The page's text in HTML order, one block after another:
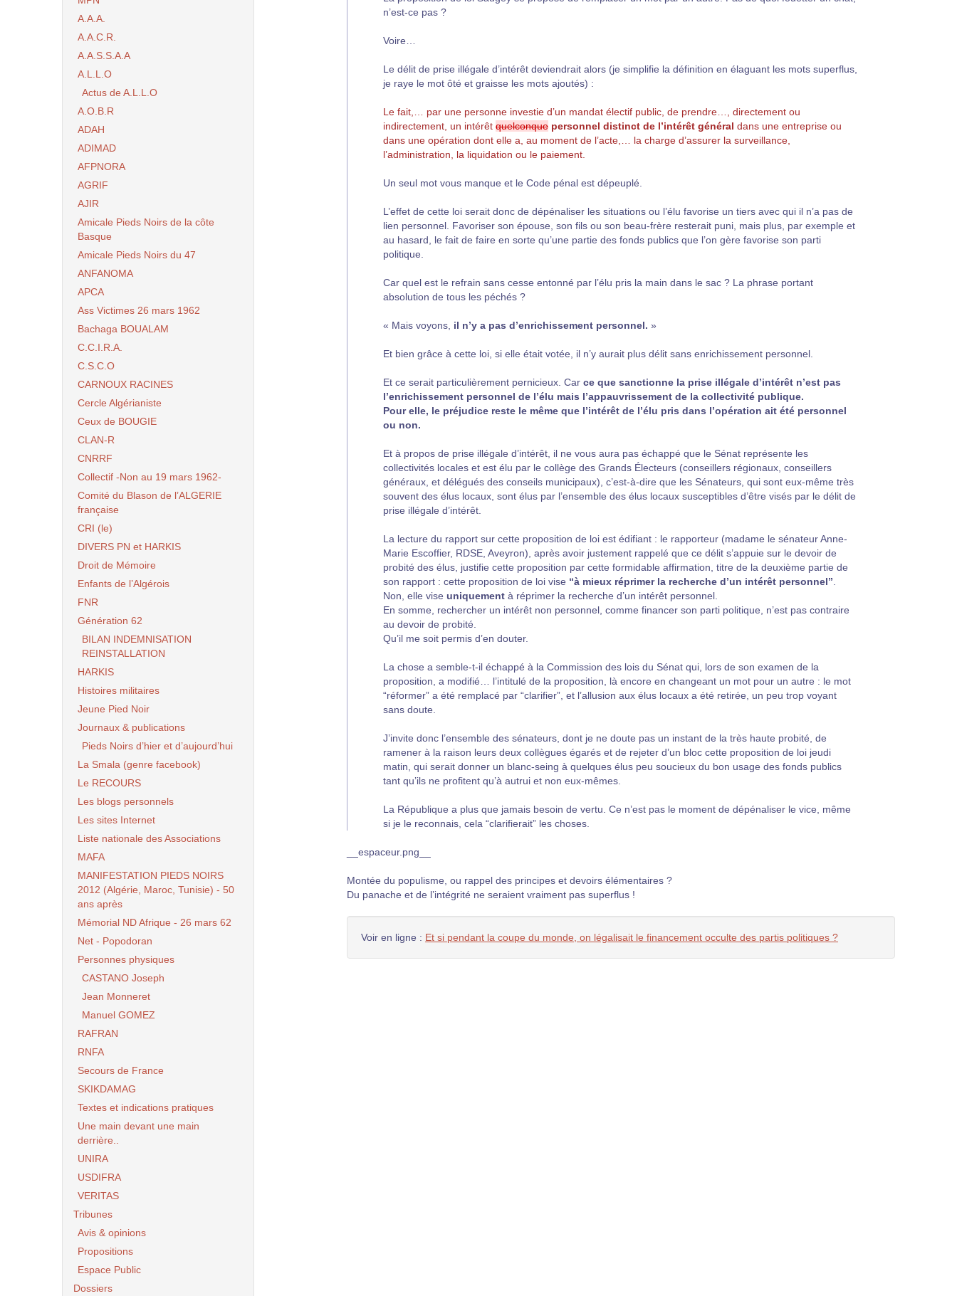
n’est-ce pas ?
Voire…
Le délit de prise illégale d’intérêt deviendrait alors (je simplifie la définition en élaguant les mots superflus,
je raye le mot ôté et graisse les mots ajoutés) :
Le fait,… par une personne investie d’un mandat électif public, de prendre…, directement ou
indirectement, un intérêt quelconque personnel distinct de l’intérêt général dans une entreprise ou
dans une opération dont elle a, au moment de l’acte,… la charge d’assurer la surveillance,
l’administration, la liquidation ou le paiement.
Un seul mot vous manque et le Code pénal est dépeuplé.
L’effet de cette loi serait donc de dépénaliser les situations ou l’élu favorise un tiers avec qui il n’a pas de
lien personnel. Favoriser son épouse, son fils ou son beau-frère resterait puni, mais plus, par exemple et
au hasard, le fait de faire en sorte qu’une partie des fonds publics que l’on gère favorise son parti
politique.
Car quel est le refrain sans cesse entonné par l’élu pris la main dans le sac ? La phrase portant
absolution de tous les péchés ?
« Mais voyons, il n’y a pas d’enrichissement personnel. »
Et bien grâce à cette loi, si elle était votée, il n’y aurait plus délit sans enrichissement personnel.
Et ce serait particulièrement pernicieux. Car ce que sanctionne la prise illégale d’intérêt n’est pas
l’enrichissement personnel de l’élu mais l’appauvrissement de la collectivité publique.
Pour elle, le préjudice reste le même que l’intérêt de l’élu pris dans l’opération ait été personnel
ou non.
Et à propos de prise illégale d’intérêt, il ne vous aura pas échappé que le Sénat représente les
collectivités locales et est élu par le collège des Grands Électeurs (conseillers régionaux, conseillers
généraux, et délégués des conseils municipaux), c’est-à-dire que les Sénateurs, qui sont eux-même très
souvent des élus locaux, sont élus par l’ensemble des élus locaux susceptibles d’être visés par le délit de
prise illégale d’intérêt.
La lecture du rapport sur cette proposition de loi est édifiant : le rapporteur (madame le sénateur Anne-
Marie Escoffier, RDSE, Aveyron), après avoir justement rappelé que ce délit s’appuie sur le devoir de
probité des élus, justifie cette proposition par cette formidable affirmation, titre de la deuxième partie de
son rapport : cette proposition de loi vise “à mieux réprimer la recherche d’un intérêt personnel”
Non, elle vise uniquement à réprimer la recherche d’un intérêt personnel.
En somme, rechercher un intérêt non personnel, comme financer son parti politique, n’est pas contraire
au devoir de probité.
Qu’il me soit permis d’en douter.
La chose a semble-t-il échappé à la Commission des lois du Sénat qui, lors de son examen de la
proposition, a modifié… l’intitulé de la proposition, là encore en changeant un mot pour un autre : le mot
“réformer” a été remplacé par “clarifier”, et l’allusion aux élus locaux a été retirée, un peu trop voyant
sans doute.
J’invite donc l’ensemble des sénateurs, dont je ne doute pas un instant de la très haute probité, de
ramener à la raison leurs deux collègues égarés et de rejeter d’un bloc cette proposition de loi jeudi
matin, qui serait donner un blanc-seing à quelques élus peu soucieux du bon usage des fonds publics
tant qu’ils ne profitent qu’à autrui et non eux-mêmes.
La République a plus que jamais besoin de vertu. Ce n’est pas le moment de dépénaliser le vice, même
si je le reconnais, cela “clarifierait” les choses.
__espaceur.png__
Montée du populisme, ou rappel des principes et devoirs élémentaires ?
Du panache et de l’intégrité ne seraient vraiment pas superflus !
Voir en ligne : Et si pendant la coupe du monde, on légalisait le financement occulte des partis politiques ?
A.A.A.
A.A.C.R.
A.A.S.S.A.A
A.L.L.O
Actus de A.L.L.O
A.O.B.R
ADAH
ADIMAD
AFPNORA
AGRIF
AJIR
Amicale Pieds Noirs de la côte
Basque
Amicale Pieds Noirs du 47
ANFANOMA
APCA
Ass Victimes 26 mars 1962
Bachaga BOUALAM
C.C.I.R.A.
C.S.C.O
CARNOUX RACINES
Cercle Algérianiste
Ceux de BOUGIE
CLAN-R
CNRRF
Collectif -Non au 19 mars 1962-
Comité du Blason de l’ALGERIE
française
CRI (le)
DIVERS PN et HARKIS
Droit de Mémoire
Enfants de l’Algérois
FNR
Génération 62
BILAN INDEMNISATION
REINSTALLATION
HARKIS
Histoires militaires
Jeune Pied Noir
Journaux & publications
Pieds Noirs d’hier et d’aujourd’hui
La Smala (genre facebook)
Le RECOURS
Les blogs personnels
Les sites Internet
Liste nationale des Associations
MAFA
MANIFESTATION PIEDS NOIRS
2012 (Algérie, Maroc, Tunisie) - 50
ans après
Mémorial ND Afrique - 26 mars 62
Net - Popodoran
Personnes physiques
CASTANO Joseph
Jean Monneret
Manuel GOMEZ
RAFRAN
RNFA
Secours de France
SKIKDAMAG
Textes et indications pratiques
Une main devant une main
derrière..
UNIRA
USDIFRA
VERITAS
Tribunes
Avis & opinions
Propositions
Espace Public
Dossiers